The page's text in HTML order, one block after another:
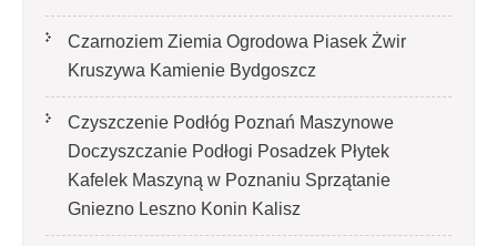
Czarnoziem Ziemia Ogrodowa Piasek Żwir
Kruszywa Kamienie Bydgoszcz
Czyszczenie Podłóg Poznań Maszynowe
Doczyszczanie Podłogi Posadzek Płytek
Kafelek Maszyną w Poznaniu Sprzątanie
Gniezno Leszno Konin Kalisz